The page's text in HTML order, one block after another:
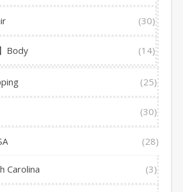
(30)
Body (14)
(25)
(30)
(28)
Carolina (3)